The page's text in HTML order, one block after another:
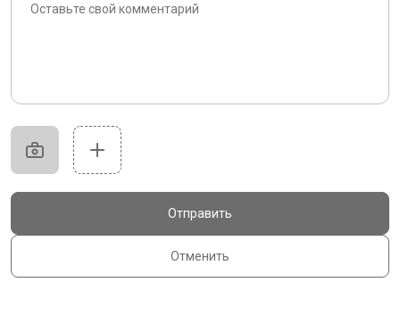
Отменить
Отправить